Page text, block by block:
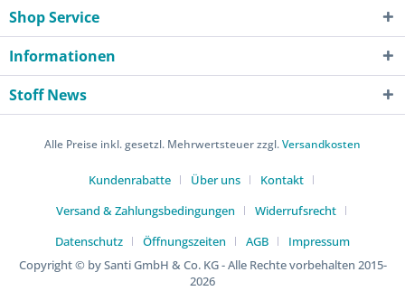
Shop Service
Informationen
Stoff News
Alle Preise inkl. gesetzl. Mehrwertsteuer zzgl.Versandkosten
Kundenrabatte Über uns
Kontakt
Versand & Zahlungsbedingungen
Widerrufsrecht
Datenschutz
Öffnungszeiten AGB
Impressum
Copyright © by Santi GmbH & Co. KG - Alle Rechte vorbehalten 2015-
2026